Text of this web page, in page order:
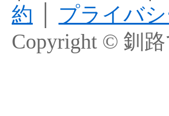
約
プライバ
Copyright © 釧